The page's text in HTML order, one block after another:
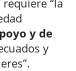
y de
y